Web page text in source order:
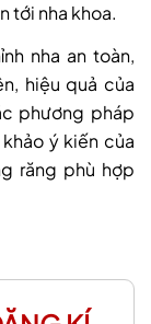
tới nha khoa.
nha an toàn,
hiệu quả của
phương pháp
ý kiến của
răng phù hợp